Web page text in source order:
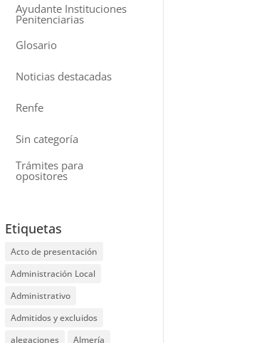
Ayudante Instituciones
Penitenciarias
Glosario
Noticias destacadas
Renfe
Sin categoría
Trámites para
opositores
Etiquetas
Acto de presentación
Administración Local
Administrativo
Admitidos y excluidos
alegaciones
Almería